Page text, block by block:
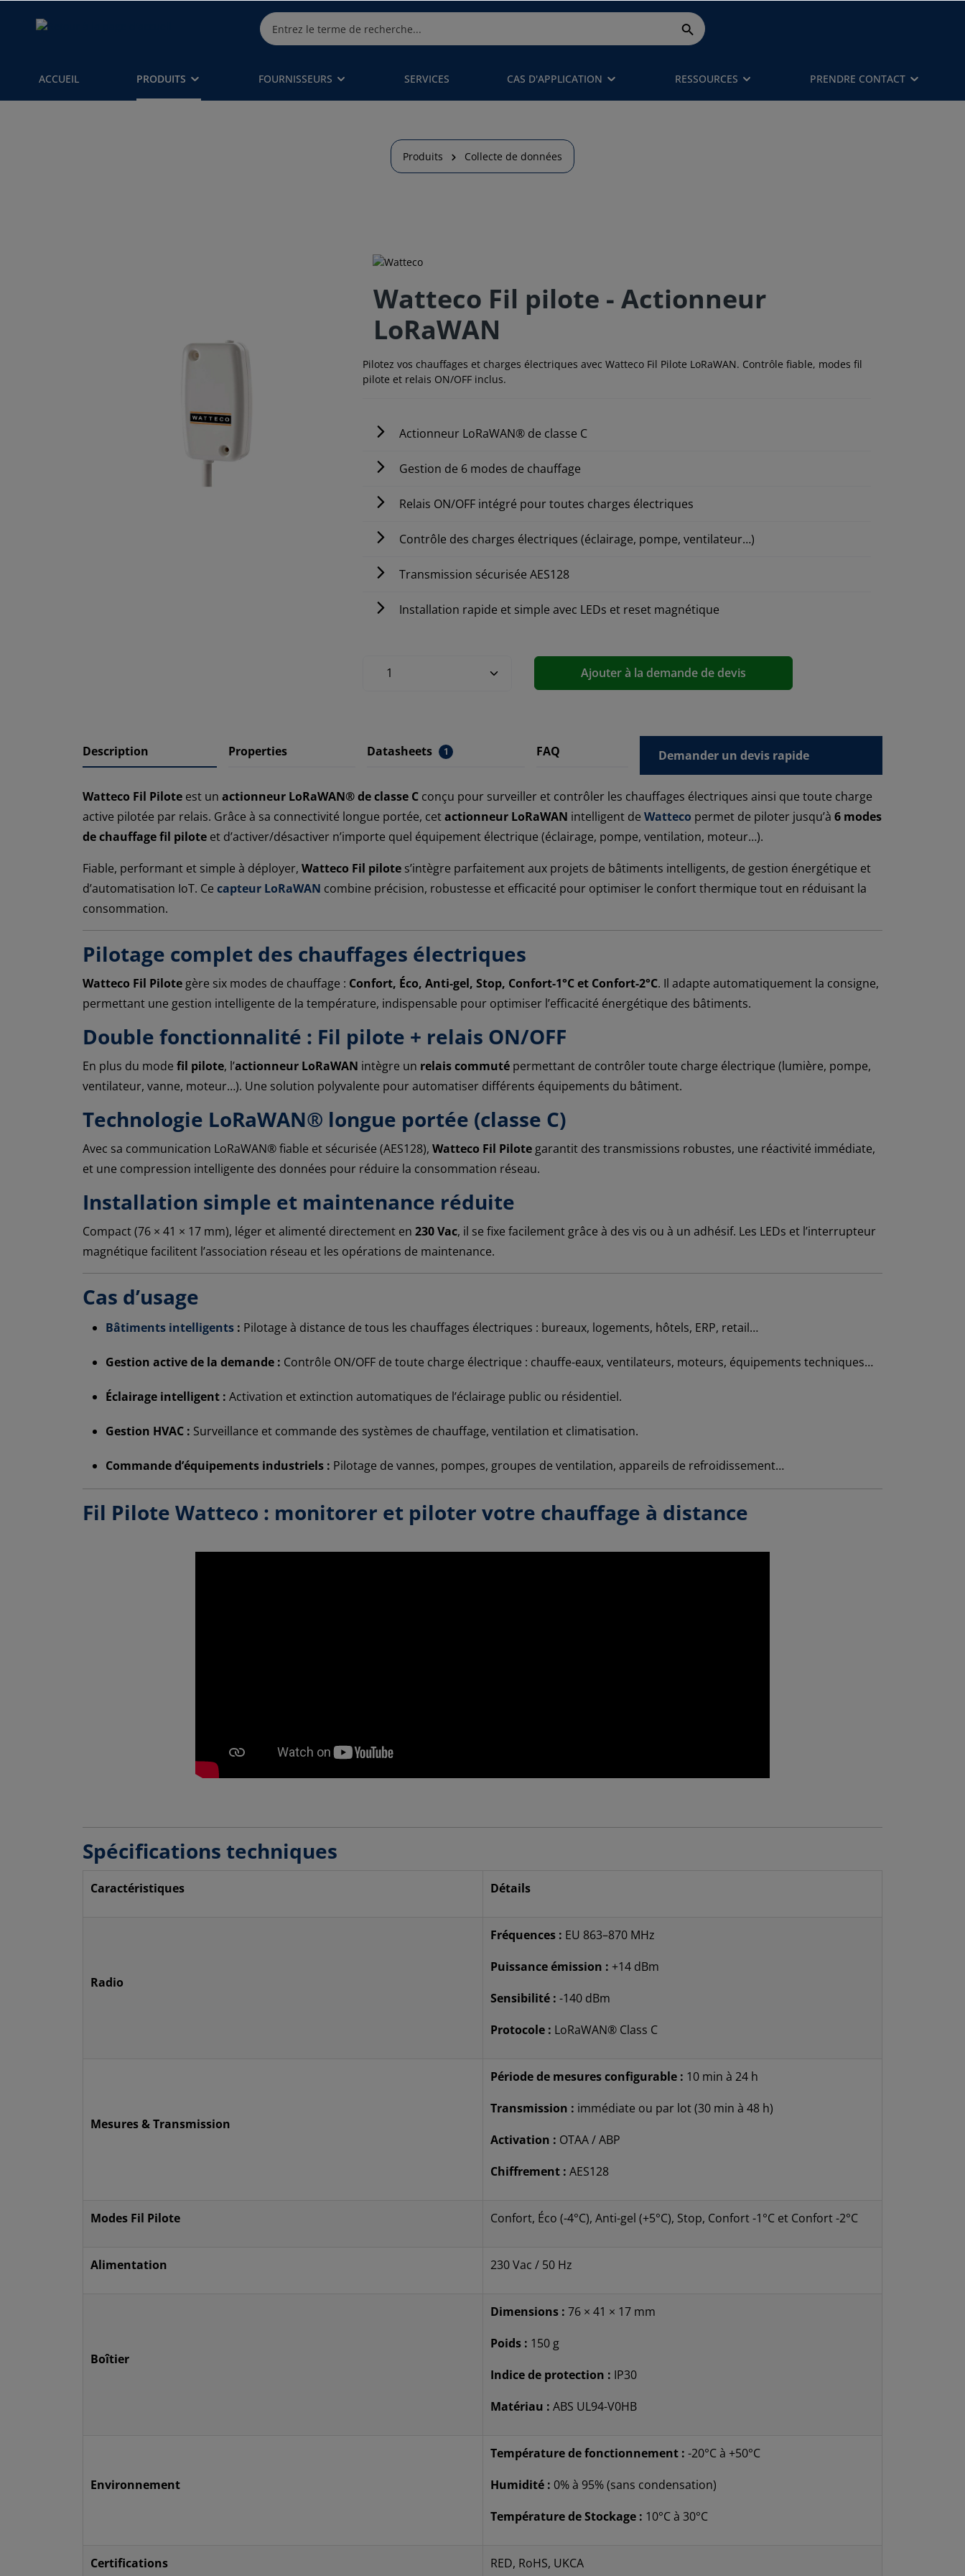
ACCUEIL PRODUITS FOURNISSEURS SERVICES CAS D'APPLICATION RESSOURCES PRENDRE CONTACT
Produits Collecte de données
Watteco Fil pilote - Actionneur
LoRaWAN
Pilotez vos chauffages et charges électriques avec Watteco Fil Pilote LoRaWAN. Contrôle fiable, modes fil
pilote et relais ON/OFF inclus.
Actionneur LoRaWAN® de classe C
Gestion de 6 modes de chauffage
Relais ON/OFF intégré pour toutes charges électriques
Contrôle des charges électriques (éclairage, pompe, ventilateur…)
Transmission sécurisée AES128
Installation rapide et simple avec LEDs et reset magnétique
Ajouter à la demande de devis
Description Properties Datasheets 1 FAQ Demander un devis rapide
Watteco Fil Pilote est un actionneur LoRaWAN® de classe C conçu pour surveiller et contrôler les chauffages électriques ainsi que toute charge
active pilotée par relais. Grâce à sa connectivité longue portée, cetactionneur LoRaWAN intelligent de Watteco permet de piloter jusqu’à 6 modes
de chauffage fil pilote et d’activer/désactiver n’importe quel équipement électrique (éclairage, pompe, ventilation, moteur…).
Fiable, performant et simple à déployer, Watteco Fil pilote s’intègre parfaitement aux projets de bâtiments intelligents, de gestion énergétique et
d’automatisation IoT. Ce capteur LoRaWAN combine précision, robustesse et efficacité pour optimiser le confort thermique tout en réduisant la
consommation.
Pilotage complet des chauffages électriques
Watteco Fil Pilote gère six modes de chauffage : Confort, Éco, Anti-gel, Stop, Confort-1°C et Confort-2°C. Il adapte automatiquement la consigne,
permettant une gestion intelligente de la température, indispensable pour optimiser l’efficacité énergétique des bâtiments.
Double fonctionnalité : Fil pilote + relais ON/OFF
En plus du mode fil pilote, l’actionneur LoRaWAN intègre un relais commuté permettant de contrôler toute charge électrique (lumière, pompe,
ventilateur, vanne, moteur…). Une solution polyvalente pour automatiser différents équipements du bâtiment.
Technologie LoRaWAN® longue portée (classe C)
Avec sa communication LoRaWAN® fiable et sécurisée (AES128), Watteco Fil Pilote garantit des transmissions robustes, une réactivité immédiate,
et une compression intelligente des données pour réduire la consommation réseau.
Installation simple et maintenance réduite
Compact (76 × 41 × 17 mm), léger et alimenté directement en 230 Vac, il se fixe facilement grâce à des vis ou à un adhésif. Les LEDs et l’interrupteur
magnétique facilitent l’association réseau et les opérations de maintenance.
Cas d’usage
Bâtiments intelligents : Pilotage à distance de tous les chauffages électriques : bureaux, logements, hôtels, ERP, retail…
Gestion active de la demande : Contrôle ON/OFF de toute charge électrique : chauffe-eaux, ventilateurs, moteurs, équipements techniques…
Éclairage intelligent : Activation et extinction automatiques de l’éclairage public ou résidentiel.
Gestion HVAC : Surveillance et commande des systèmes de chauffage, ventilation et climatisation.
Commande d’équipements industriels : Pilotage de vannes, pompes, groupes de ventilation, appareils de refroidissement…
Fil Pilote Watteco : monitorer et piloter votre chauffage à distance
Spécifications techniques
Caractéristiques Détails
Radio
Fréquences : EU 863–870 MHz
Puissance émission : +14 dBm
Sensibilité : -140 dBm
Protocole : LoRaWAN® Class C
Mesures & Transmission
Période de mesures configurable : 10 min à 24 h
Transmission : immédiate ou par lot (30 min à 48 h)
Activation : OTAA / ABP
Chiffrement : AES128
Modes Fil Pilote Confort, Éco (-4°C), Anti-gel (+5°C), Stop, Confort -1°C et Confort -2°C
Alimentation 230 Vac / 50 Hz
Boîtier
Dimensions : 76 × 41 × 17 mm
Poids : 150 g
Indice de protection : IP30
Matériau : ABS UL94-V0HB
Environnement
Température de fonctionnement : -20°C à +50°C
Humidité : 0% à 95% (sans condensation)
Température de Stockage : 10°C à 30°C
Certifications RED, RoHS, UKCA